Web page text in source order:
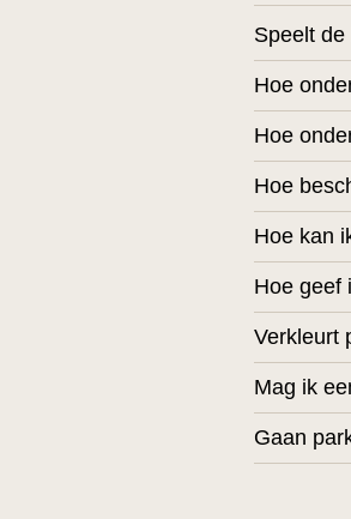
Speelt
Hoe
Hoe
Hoe
Hoe kan
Hoe geef
Verkleurt
Mag ik
Gaan